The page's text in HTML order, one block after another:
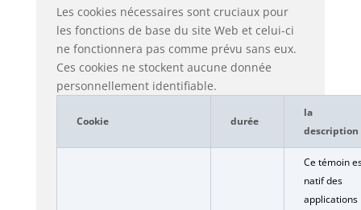
Les cookies nécessaires sont cruciaux pour
les fonctions de base du site Web et celui-ci
ne fonctionnera pas comme prévu sans eux.
Ces cookies ne stockent aucune donnée
personnellement identifiable.
Cookie durée
la
description
Ce témoin
natif des
applications